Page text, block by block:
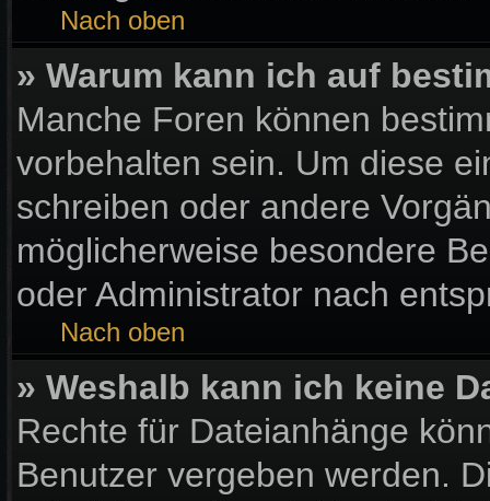
Nach oben
» Warum kann ich auf
Manche Foren können
vorbehalten sein. Um diese
schreiben oder andere
möglicherweise besondere
oder Administrator nach
Nach oben
» Weshalb kann ich keine
Rechte für Dateianhänge
Benutzer vergeben werden.